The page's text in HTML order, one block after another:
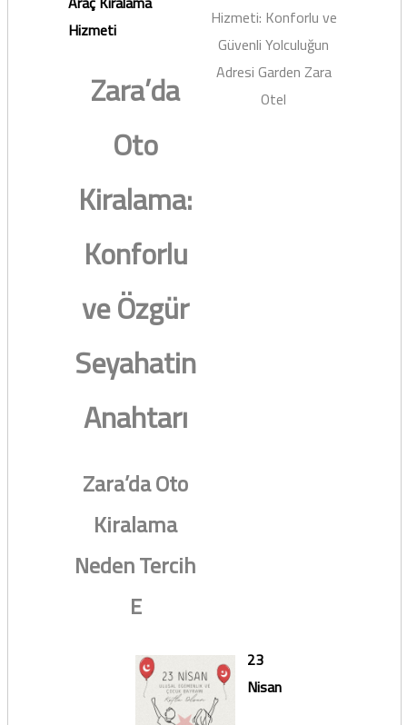
Hizmeti
Zara’da
Oto
Kiralama:
Konforlu
ve Özgür
Seyahatin
Anahtarı
Zara’da Oto
Kiralama
Neden Tercih
E
Hizmeti: Konforlu ve
Güvenli Yolculuğun
Adresi Garden Zara
Otel
23
Nisan